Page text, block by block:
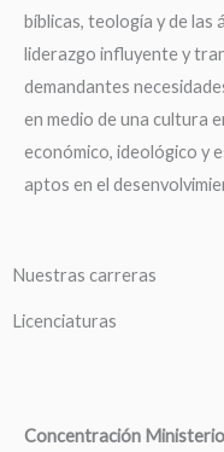
bíblicas, teología y de las
liderazgo influyente y
demandantes
en medio de una cultura
económico, ideológico y
aptos en el
Nuestras carreras
Licenciaturas
Concentración